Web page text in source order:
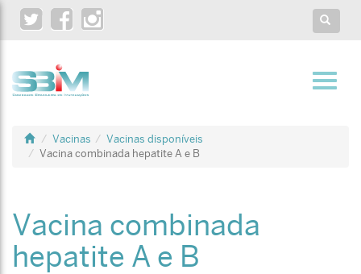
Toggle
search
TwitterFacebook
Vacinas
Vacinas disponíveis
Vacina combinada hepatite A e B
Vacina combinada
hepatite A e B